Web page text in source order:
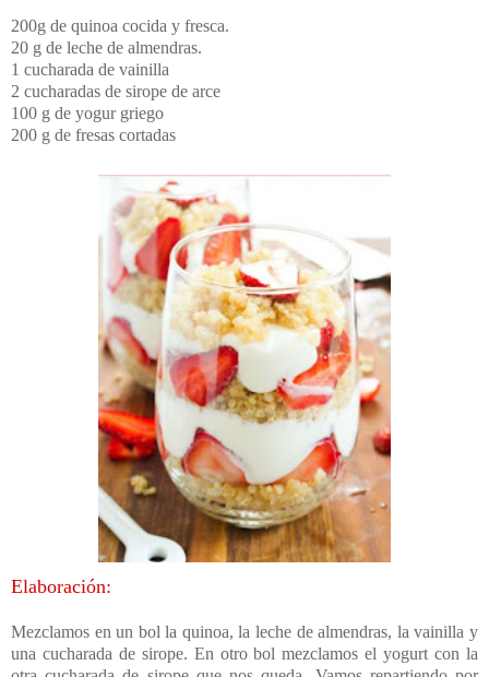
200g de quinoa cocida y fresca.
20 g de leche de almendras.
1 cucharada de vainilla
2 cucharadas de sirope de arce
100 g de yogur griego
200 g de fresas cortadas
Elaboración:
Mezclamos en un bol la quinoa, la leche de almendras, la vainilla y
una cucharada de sirope. En otro bol mezclamos el yogurt con la